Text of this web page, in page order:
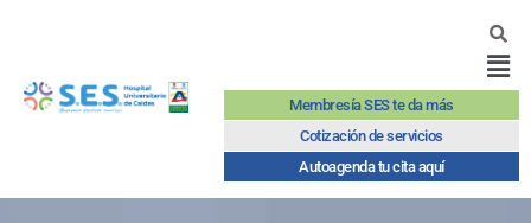
Membresía SES te da más
Cotización de servicios
Autoagenda tu cita aquí